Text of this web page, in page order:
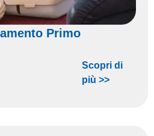
Primo
Scopri di
più >>